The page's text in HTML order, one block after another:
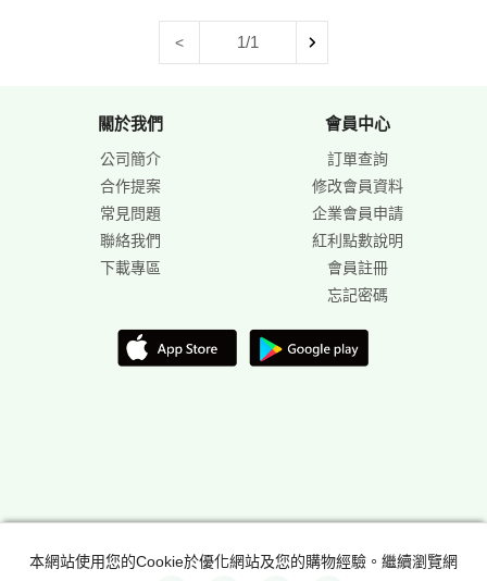
< 1/1
關於我們
公司簡介
合作提案
常見問題
聯絡我們
下載專區
會員中心
訂單查詢
修改會員資料
企業會員申請
紅利點數說明
會員註冊
忘記密碼
本網站使用您的Cookie於優化網站及您的購物經驗。繼續瀏覽網